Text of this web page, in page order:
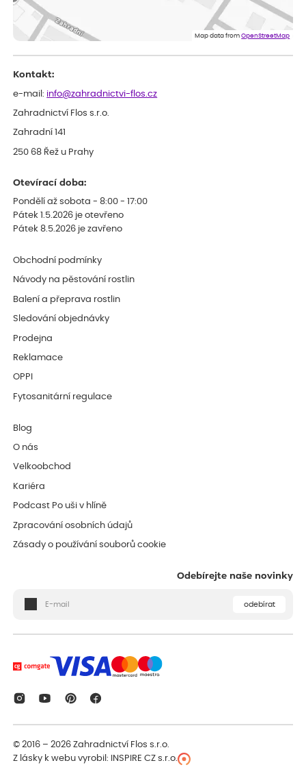
Doporučuji :). Spokojenost, stromky v pěkném stavu. Jediné, co
my chybělo, bylo komunikování nedostupného zboží před
Map data fromOpenStreetMap
Kontakt:
e-mail: info@zahradnictvi-flos.cz
Zahradnictví Flos s.r.o.
Zahradní 141
250 68 Řež u Prahy
Otevírací doba:
Pondělí až sobota - 8:00 - 17:00
Pátek 1.5.2026 je otevřeno
Pátek 8.5.2026 je zavřeno
Obchodní podmínky
Návody na pěstování rostlin
Balení a přeprava rostlin
Sledování objednávky
Prodejna
Reklamace
OPPI
Fytosanitární regulace
Blog
O nás
Velkoobchod
Kariéra
Podcast Po uši v hlíně
Zpracování osobních údajů
Zásady o používání souborů cookie
Odebírejte naše novinky
odebírat
© 2016 – 2026Zahradnictví Flos s.r.o.
Z lásky k webu vyrobil:
INSPIRE CZ s.r.o.